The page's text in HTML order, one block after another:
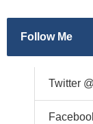
Follow Me
Twitter